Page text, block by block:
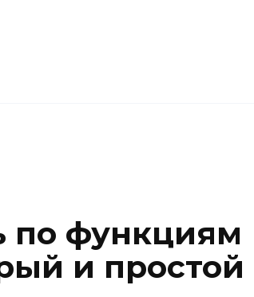
по функциям
и простой